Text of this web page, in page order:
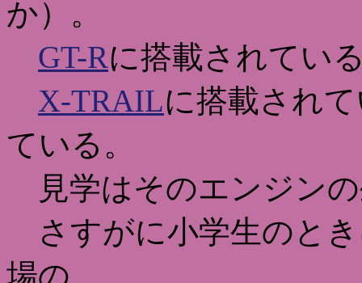
か）。
GT-Rに搭載されてい
X-TRAILに搭載され
ている。
見学はそのエンジン
さすがに小学生のと
場の